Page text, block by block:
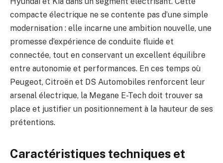
compacte électrique ne se contente pas d’une simple
modernisation : elle incarne une ambition nouvelle, une
promesse d’expérience de conduite fluide et
connectée, tout en conservant un excellent équilibre
entre autonomie et performances. En ces temps où
Peugeot, Citroën et DS Automobiles renforcent leur
arsenal électrique, la Megane E-Tech doit trouver sa
place et justifier un positionnement à la hauteur de ses
prétentions.
Caractéristiques techniques et